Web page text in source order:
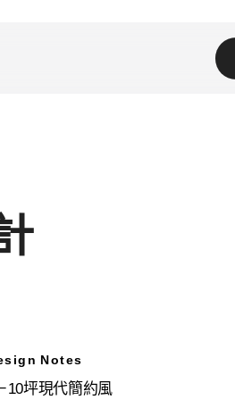
室設計
說明
報導
Notes
10坪現代簡約風